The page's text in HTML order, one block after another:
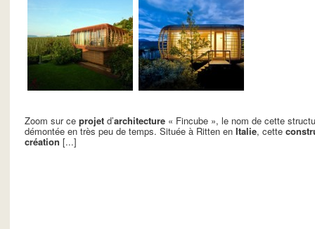
Zoom sur ceprojet d’architecture « Fincube », le nom de cette
démontée en très peu de temps. Située à Ritten en Italie, cette
création [...]